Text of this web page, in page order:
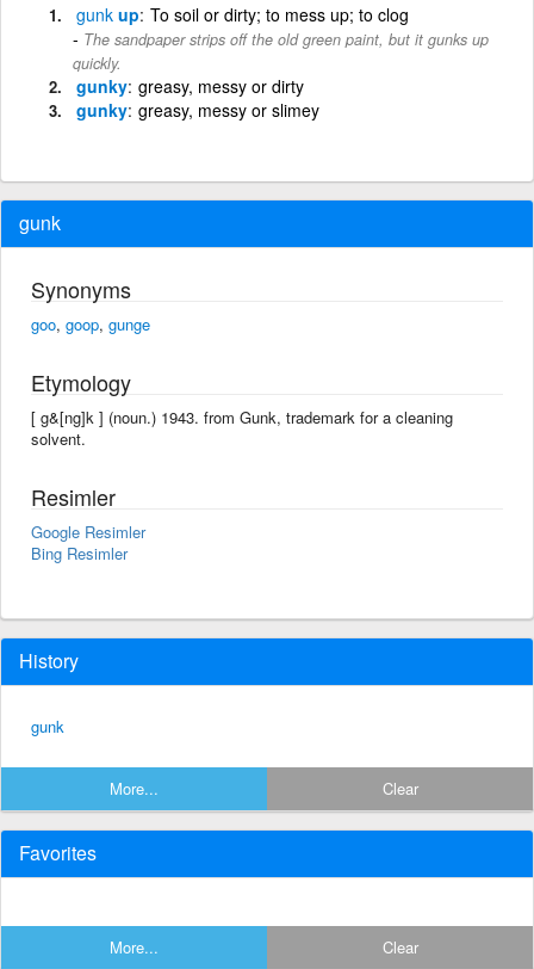
gunk up To soil or dirty; to mess up; to clog
The sandpaper strips off the old green paint, but it gunks up
quickly.
gunky greasy, messy or dirty
gunky greasy, messy or slimey
gunk
Synonyms
goo, goop, gunge
Etymology
[ g&[ng]k ] (noun.) 1943. from Gunk, trademark for a cleaning
solvent.
Resimler
Google Resimler
Bing Resimler
History
gunk
More... Clear
Favorites
More... Clear